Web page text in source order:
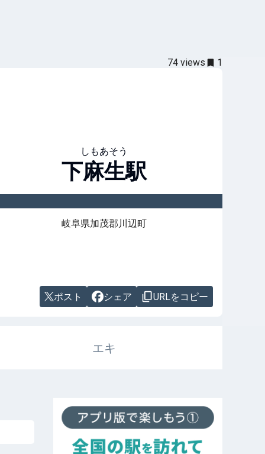
74 views 1
しもあそう
下麻生駅
岐阜県加茂郡川辺町
ポスト シェア URLをコピー
エキ